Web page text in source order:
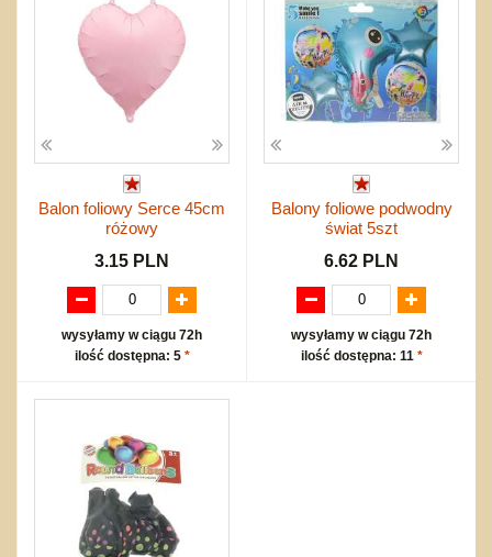
Balon foliowy Serce 45cm
różowy
3.15 PLN
wysyłamy w ciągu 72h
ilość dostępna: 5 *
Balony foliowe podwodny
świat 5szt
6.62 PLN
wysyłamy w ciągu 72h
ilość dostępna: 11 *